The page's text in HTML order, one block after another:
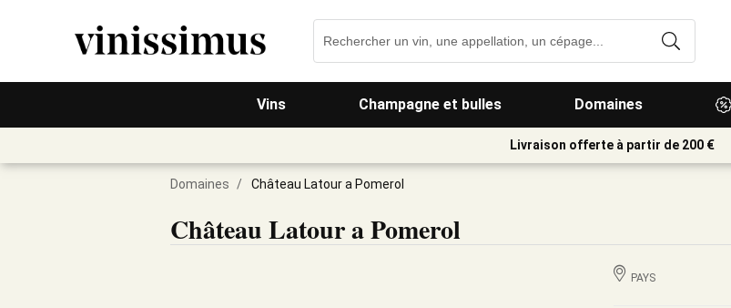
Vins Champagne et bulles Domaines
Livraison offerte à partir de 200 €
Domaines / Château Latour a Pomerol
Château Latour a Pomerol
PAYS